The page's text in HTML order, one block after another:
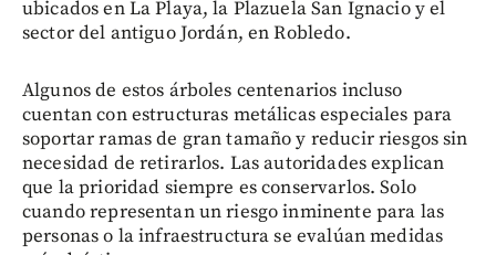
ubicados en La Playa, la Plazuela San Ignacio y el
sector del antiguo Jordán, en Robledo.
Algunos de estos árboles centenarios incluso
cuentan con estructuras metálicas especiales para
soportar ramas de gran tamaño y reducir riesgos sin
necesidad de retirarlos. Las autoridades explican
que la prioridad siempre es conservarlos. Solo
cuando representan un riesgo inminente para las
personas o la infraestructura se evalúan medidas